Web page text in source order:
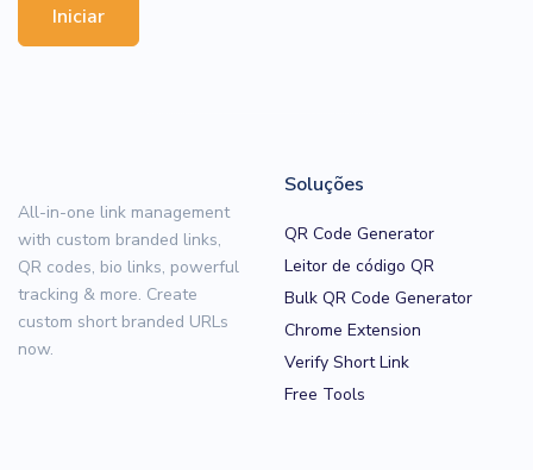
Iniciar
All-in-one link management
with custom branded links,
QR codes, bio links, powerful
tracking & more. Create
custom short branded URLs
now.
Soluções
QR Code Generator
Leitor de código QR
Bulk QR Code Generator
Chrome Extension
Verify Short Link
Free Tools